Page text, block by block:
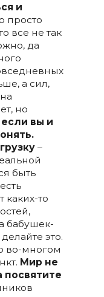
и
просто
все не так
да
а сил,
но
вы и
–
быть
каких-то
бабушек-
это.
во-многом
Мир не
посвятите